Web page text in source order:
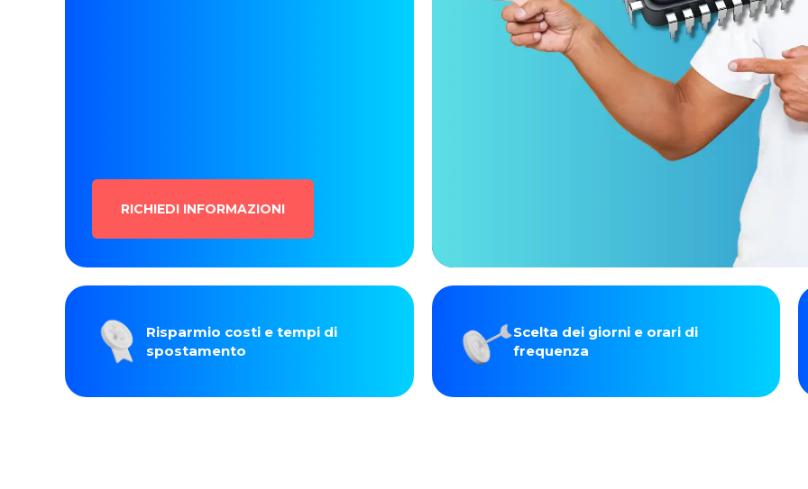
RICHIEDI INFORMAZIONI
Risparmio costi e tempi di
spostamento
Scelta dei giorni e orari di
frequenza